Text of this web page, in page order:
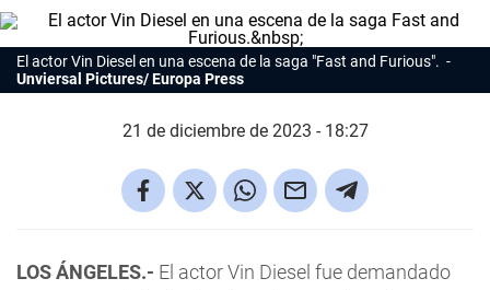
El actorVin Diese l en una escena de la saga "Fast and Furious".
Unviersal Pictures/ Europa Press
21 de diciembre de 2023 - 18:27
LOS ÁNGELES.- El actor Vin Diesel fue demandado